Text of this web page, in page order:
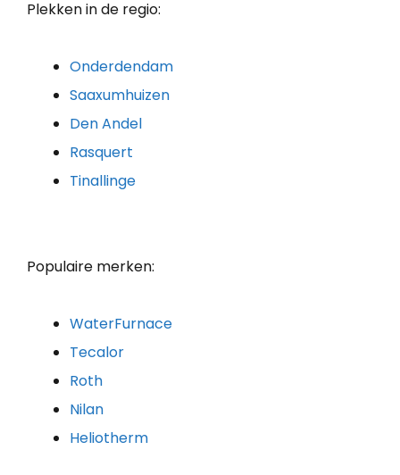
Plekken in de regio:
Onderdendam
Saaxumhuizen
Den Andel
Rasquert
Tinallinge
Populaire merken:
WaterFurnace
Tecalor
Roth
Nilan
Heliotherm